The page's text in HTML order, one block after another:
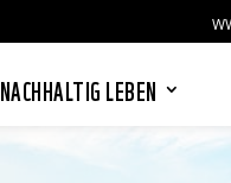
NACHHALTIG LEBEN